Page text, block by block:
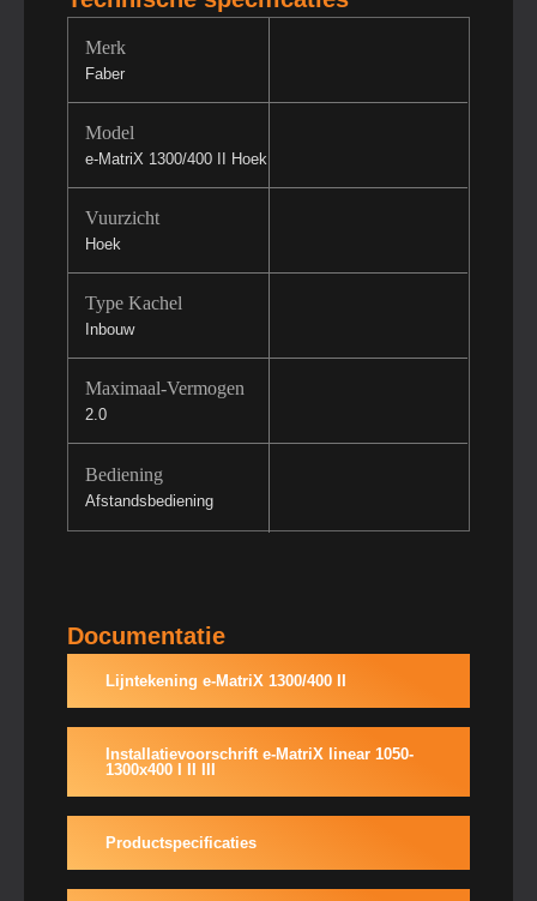
Merk
Faber
Model
e-MatriX 1300/400 II Hoek
Vuurzicht
Hoek
Type Kachel
Inbouw
Maximaal-Vermogen
2.0
Bediening
Afstandsbediening
Documentatie
Lijntekening e-MatriX 1300/400 II
Installatievoorschrift e-MatriX linear 1050-
1300x400 I II III
Productspecificaties